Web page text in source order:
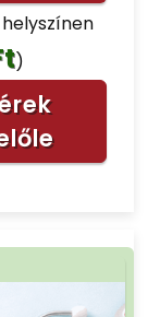
)